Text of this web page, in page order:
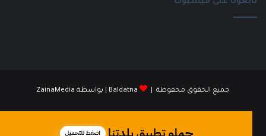
جميع الحقوق محفوظة | Baldatna | بواسطة ZainaMedia